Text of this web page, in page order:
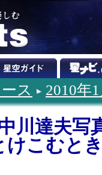
ス 2010年
川達夫写
けこむと